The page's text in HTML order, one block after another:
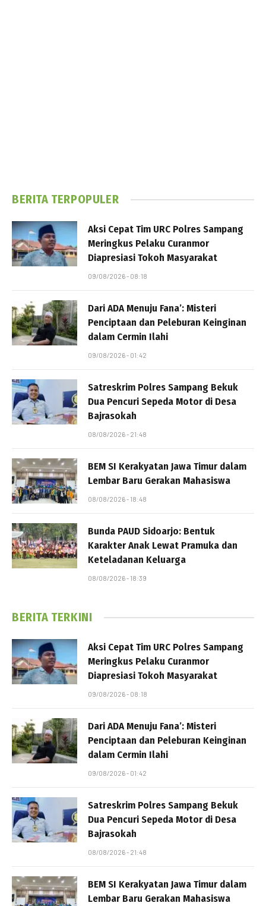
BERITA TERPOPULER
Aksi Cepat Tim URC Polres Sampang
Meringkus Pelaku Curanmor
Diapresiasi Tokoh Masyarakat
09/08/2026 - 08:18
Dari ADA Menuju Fana’: Misteri
Penciptaan dan Peleburan Keinginan
dalam Cermin Ilahi
09/08/2026 - 01:42
Satreskrim Polres Sampang Bekuk
Dua Pencuri Sepeda Motor di Desa
Bajrasokah
08/08/2026 - 21:48
BEM SI Kerakyatan Jawa Timur dalam
Lembar Baru Gerakan Mahasiswa
08/08/2026 - 18:48
Bunda PAUD Sidoarjo: Bentuk
Karakter Anak Lewat Pramuka dan
Keteladanan Keluarga
08/08/2026 - 18:39
BERITA TERKINI
Aksi Cepat Tim URC Polres Sampang
Meringkus Pelaku Curanmor
Diapresiasi Tokoh Masyarakat
09/08/2026 - 08:18
Dari ADA Menuju Fana’: Misteri
Penciptaan dan Peleburan Keinginan
dalam Cermin Ilahi
09/08/2026 - 01:42
Satreskrim Polres Sampang Bekuk
Dua Pencuri Sepeda Motor di Desa
Bajrasokah
08/08/2026 - 21:48
BEM SI Kerakyatan Jawa Timur dalam
Lembar Baru Gerakan Mahasiswa